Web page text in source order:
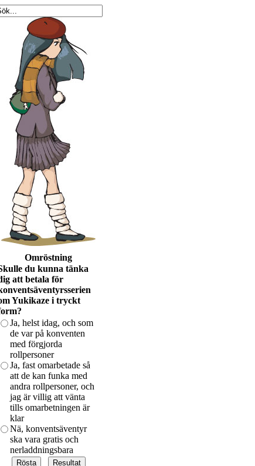
Omröstning
du kunna tänka
att betala för
Yukikaze i tryckt
Ja, helst idag, och som
de var på konventen
med förgjorda
rollpersoner
Ja, fast omarbetade så
att de kan funka med
andra rollpersoner, och
jag är villig att vänta
tills omarbetningen är
klar
Nä, konventsäventyr
ska vara gratis och
nerladdningsbara